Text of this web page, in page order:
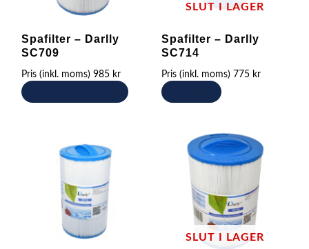
Spafilter – Darlly
SC709
Pris (inkl. moms) 985 kr
SLUT I LAGER
Spafilter – Darlly
SC714
Pris (inkl. moms) 775 kr
SLUT I LAGER